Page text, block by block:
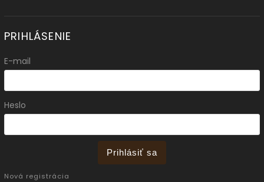
PRIHLÁSENIE
E-mail
Heslo
Prihlásiť sa
Nová registrácia